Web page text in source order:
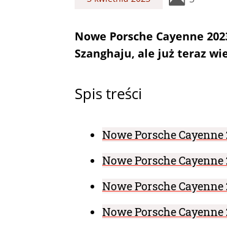
Nowe Porsche Cayenne
Szanghaju, ale już teraz
Spis treści
Nowe Porsche
Nowe Porsche
Nowe Porsche
Nowe Porsche